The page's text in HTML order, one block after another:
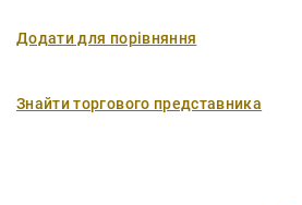
Додати для порівняння
Знайти торгового представника